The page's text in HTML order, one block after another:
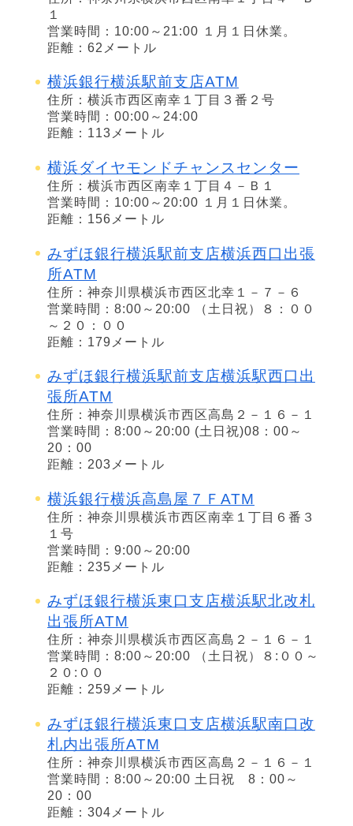
１
営業時間：10:00～21:00 １月１日休業。
距離：62メートル
横浜銀行横浜駅前支店ATM
住所：横浜市西区南幸１丁目３番２号
営業時間：00:00～24:00
距離：113メートル
横浜ダイヤモンドチャンスセンター
住所：横浜市西区南幸１丁目４－Ｂ１
営業時間：10:00～20:00 １月１日休業。
距離：156メートル
みずほ銀行横浜駅前支店横浜西口出張
所ATM
住所：神奈川県横浜市西区北幸１－７－６
営業時間：8:00～20:00 （土日祝）８：００
～２０：００
距離：179メートル
みずほ銀行横浜駅前支店横浜駅西口出
張所ATM
住所：神奈川県横浜市西区高島２－１６－１
営業時間：8:00～20:00 (土日祝)08：00～
20：00
距離：203メートル
横浜銀行横浜高島屋７ＦATM
住所：神奈川県横浜市西区南幸１丁目６番３
１号
営業時間：9:00～20:00
距離：235メートル
みずほ銀行横浜東口支店横浜駅北改札
出張所ATM
住所：神奈川県横浜市西区高島２－１６－１
営業時間：8:00～20:00 （土日祝）８:００～
２０:００
距離：259メートル
みずほ銀行横浜東口支店横浜駅南口改
札内出張所ATM
住所：神奈川県横浜市西区高島２－１６－１
営業時間：8:00～20:00 土日祝 8：00～
20：00
距離：304メートル